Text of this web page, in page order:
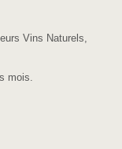
Vins Naturels,
mois.